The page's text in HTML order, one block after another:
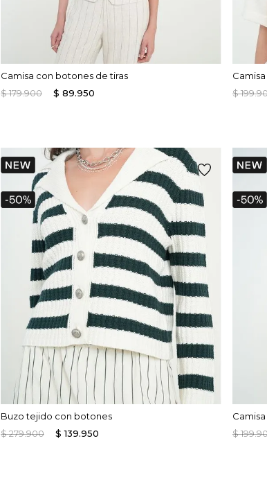
Camisa con botones de tiras
$179.900 $ 89.950
$199.
Buzo tejido con botones
$279.900 $ 139.950
$199.